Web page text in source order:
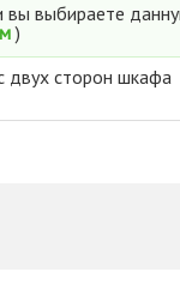
вы выбираете
)
двух сторон шкафа